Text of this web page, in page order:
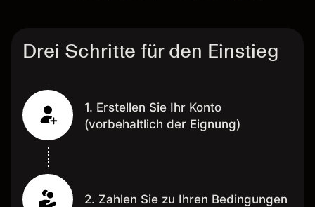
Drei Schritte für den Einstieg
1. Erstellen Sie Ihr Konto
(vorbehaltlich der Eignung)
2. Zahlen Sie zu Ihren Bedingungen